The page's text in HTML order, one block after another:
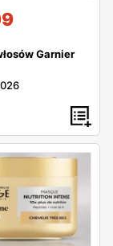
Garnier